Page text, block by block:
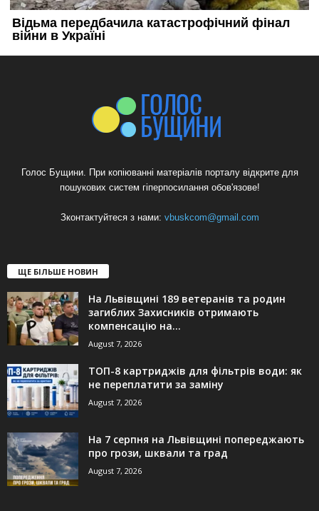
Голос Бущини. При копіюванні матеріалів порталу відкрите для
пошукових систем гіперпосилання обов'язове!
Зконтактуйтеся з нами: vbuskcom@gmail.com
ЩЕ БІЛЬШЕ НОВИН
На Львівщині 189 ветеранів та родин
загиблих Захисників отримають
компенсацію на...
August 7, 2026
ТОП-8 картриджів для фільтрів води: як
не переплатити за заміну
August 7, 2026
На 7 серпня на Львівщині попереджають
про грози, шквали та град
August 7, 2026